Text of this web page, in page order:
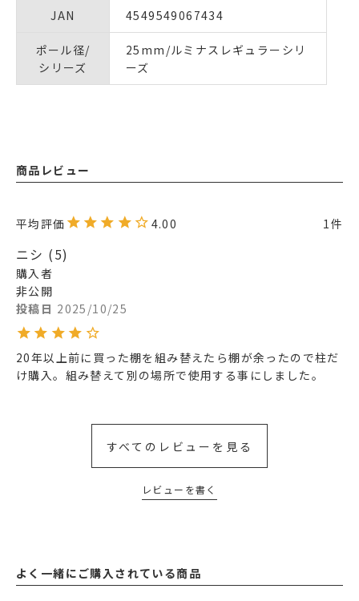
JAN 4549549067434
ポール径/
シリーズ
25mm/ルミナスレギュラーシリ
ーズ
商品レビュー
4.00 1
ニシ 5
購入者
非公開
投稿日 2025/10/25
20年以上前に買った棚を組み替えたら棚が余ったので柱だ
け購入。組み替えて別の場所で使用する事にしました。
すべてのレビューを見る
レビューを書く
よく一緒にご購入されている商品